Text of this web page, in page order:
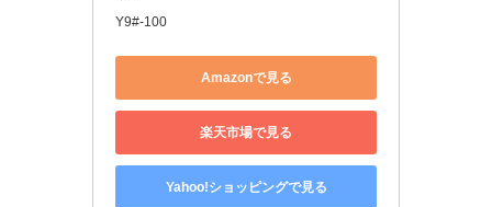
Y9#-100
Amazonで見る
楽天市場で見る
Yahoo!ショッピングで見る